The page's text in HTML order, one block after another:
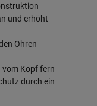
und erhöht
Ohren
Kopf fern
durch ein